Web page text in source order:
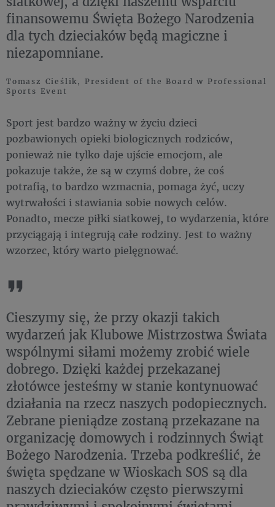
finansowemu Święta Bożego Narodzenia
dla tych dzieciaków będą magiczne i
niezapomniane.
Tomasz Cieślik, President of the Board w Professional
Sports Event
Sport jest bardzo ważny w życiu dzieci
pozbawionych opieki biologicznych rodziców,
ponieważ nie tylko daje ujście emocjom, ale
pokazuje także, że są w czymś dobre, że coś
potrafią, to bardzo wzmacnia, pomaga żyć, uczy
wytrwałości i stawiania sobie nowych celów.
Ponadto, mecze piłki siatkowej, to wydarzenia, które
przyciągają i integrują całe rodziny. Jest to ważny
wzorzec, który warto pielęgnować.
Cieszymy się, że przy okazji takich
wydarzeń jak Klubowe Mistrzostwa Świata
wspólnymi siłami możemy zrobić wiele
dobrego. Dzięki każdej przekazanej
złotówce jesteśmy w stanie kontynuować
działania na rzecz naszych podopiecznych.
Zebrane pieniądze zostaną przekazane na
organizację domowych i rodzinnych Świąt
Bożego Narodzenia. Trzeba podkreślić, że
święta spędzane w Wioskach SOS są dla
naszych dzieciaków często pierwszymi